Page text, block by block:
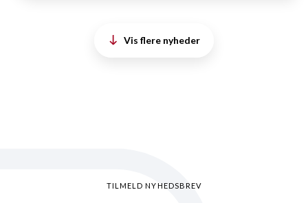
Vis flere nyheder
TILMELD NYHEDSBREV